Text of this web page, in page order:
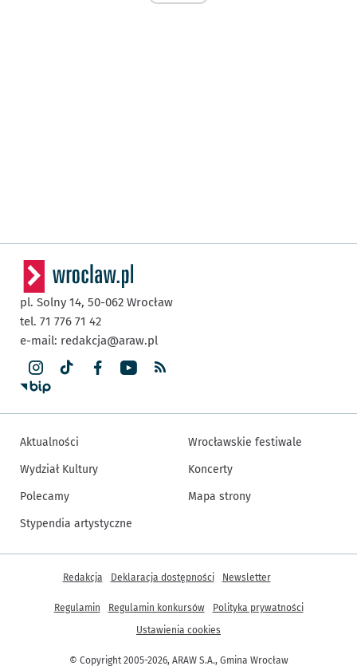
pl. Solny 14, 50-062 Wrocław
tel. 71 776 71 42
e-mail: redakcja@araw.pl
Aktualności
Wydział Kultury
Polecamy
Stypendia artystyczne
Wrocławskie festiwale
Koncerty
Mapa strony
© Copyright 2005-2026, ARAW S.A., Gmina Wrocław
Inne informacje
Redakcja Deklaracja dostępności Newsletter
Regulamin Regulamin konkursów
Polityka prywatności
Ustawienia cookies